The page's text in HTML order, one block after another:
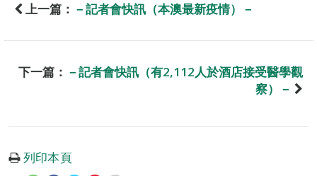
上一篇： －記者會快訊（本澳最新疫情）－
下一篇： －記者會快訊（有2,112人於酒店接受醫學觀
察）－
列印本頁